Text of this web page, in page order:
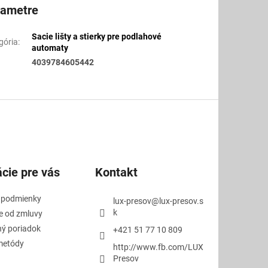
:
Sacie lišty a stierky pre podlahové
automaty
4039784605442
pre vás
od zmluvy
poriadok
Kontakt
lux-presov@ lux-presov.s
k
+421 51 77 10 809
http://www.fb.com/LUX
Presov